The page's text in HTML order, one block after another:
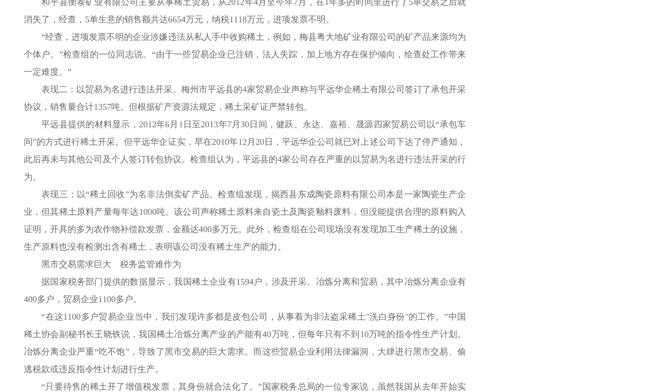
和平县衡泰矿业有限公司主要从事稀土贸易，从2012年4月至今年7月，在1年多的时间里进行了5单交易之后就
消失了，经查，5单生意的销售额共达6654万元，纳税1118万元，进项发票不明。
“经查，进项发票不明的企业涉嫌违法从私人手中收购稀土，例如，梅县粤大地矿业有限公司的矿产品来源均为
个体户。”检查组的一位同志说。“由于一些贸易企业已注销，法人失踪，加上地方存在保护倾向，给查处工作带来
一定难度。”
表现二：以贸易为名进行违法开采。梅州市平远县的4家贸易企业声称与平远华企稀土有限公司签订了承包开采
协议，销售量合计1357吨。但根据矿产资源法规定，稀土采矿证严禁转包。
平远县提供的材料显示，2012年6月1日至2013年7月30日间，健跃、永达、嘉裕、晟源四家贸易公司以“承包车
间”的方式进行稀土开采。但平远华企证实，早在2010年12月20日，平远华企公司就已对上述公司下达了停产通知，
此后再未与其他公司及个人签订转包协议。检查组认为，平远县的4家公司存在严重的以贸易为名进行违法开采的行
为。
表现三：以“稀土回收”为名非法倒卖矿产品。检查组发现，揭西县东成陶瓷原料有限公司本是一家陶瓷生产企
业，但其稀土原料产量每年达1000吨。该公司声称稀土原料来自瓷土及陶瓷釉料废料，但没能提供合理的原料购入
证明，开具的多为农作物补偿款发票，金额达400多万元。此外，检查组在公司现场没有发现加工生产稀土的设施，
生产原料也没有检测出含有稀土，表明该公司没有稀土生产的能力。
黑市交易需求巨大 税务监管难作为
据国家税务部门提供的数据显示，我国稀土企业有1594户，涉及开采、冶炼分离和贸易，其中冶炼分离企业有
400多户，贸易企业1100多户。
“在这1100多户贸易企业当中，我们发现许多都是皮包公司，从事着为非法盗采稀土"洗白身份"的工作。”中国
稀土协会副秘书长王晓铁说，我国稀土冶炼分离产业的产能有40万吨，但每年只有不到10万吨的指令性生产计划。
冶炼分离企业严重“吃不饱”，导致了黑市交易的巨大需求。而这些贸易企业利用法律漏洞，大肆进行黑市交易、偷
逃税款或违反指令性计划进行生产。
“只要待售的稀土开了增值税发票，其身份就合法化了。”国家税务总局的一位专家说，虽然我国从去年开始实